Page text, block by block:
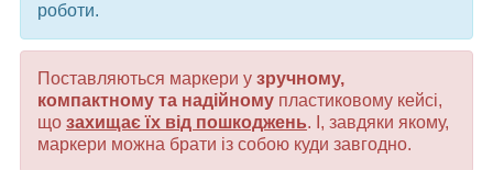
роботи.
Поставляються маркери у зручному,
компактному та надійному пластиковому кейсі,
що захищає їх від пошкоджень. І, завдяки якому,
маркери можна брати із собою куди завгодно.